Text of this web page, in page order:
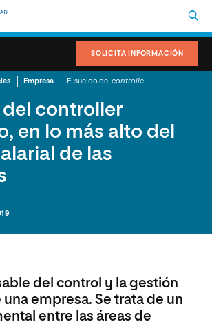
SOLICITA INFORMACIÓN
Empresa El sueldo del controller
del controller
en lo más alto del
de las
del control y la gestión
empresa. Se trata de un
entre las áreas de